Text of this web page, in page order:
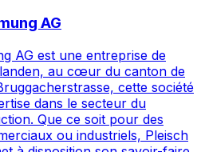
AG
AG est une entreprise de
au cœur du canton de
cette société
dans le secteur du
Que ce soit pour des
ou industriels, Pleisch